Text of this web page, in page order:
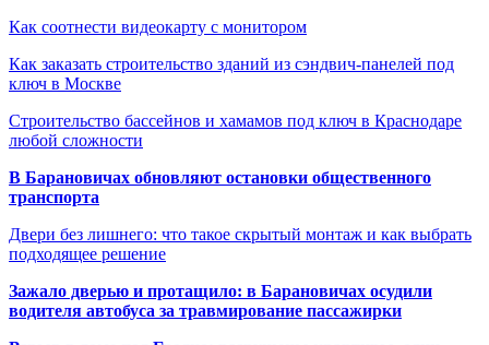
Как соотнести видеокарту с монитором
Как заказать строительство зданий из сэндвич-панелей под
ключ в Москве
Строительство бассейнов и хамамов под ключ в Краснодаре
любой сложности
В Барановичах обновляют остановки общественного
транспорта
Двери без лишнего: что такое скрытый монтаж и как выбрать
подходящее решение
Зажало дверью и протащило: в Барановичах осудили
водителя автобуса за травмирование пассажирки